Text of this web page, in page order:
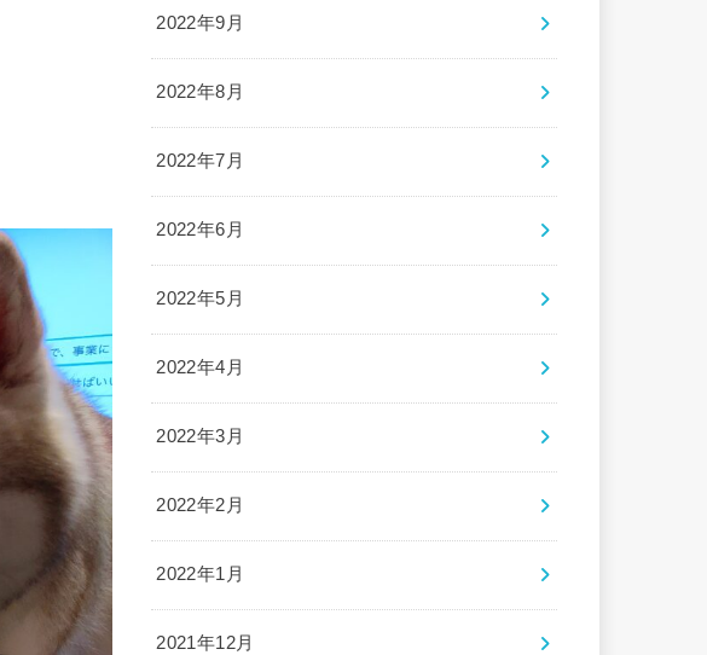
2022年9月
2022年8月
2022年7月
2022年6月
2022年5月
2022年4月
2022年3月
2022年2月
2022年1月
2021年12月